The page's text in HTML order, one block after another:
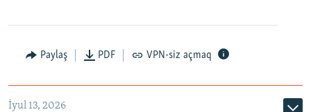
Paylaş PDF VPN-siz açmaq
İyul 13, 2026